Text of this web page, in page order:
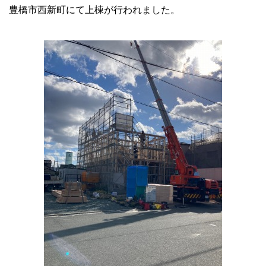
豊橋市西新町にて上棟が行われました。